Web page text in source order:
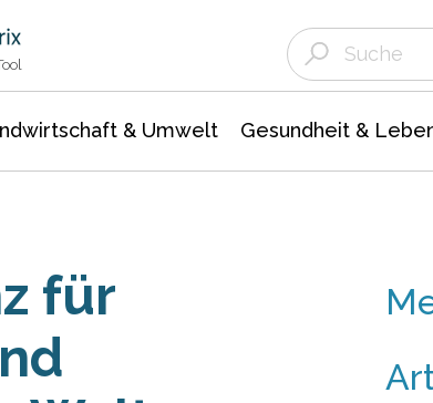
& Umwelt Gesundheit &
für